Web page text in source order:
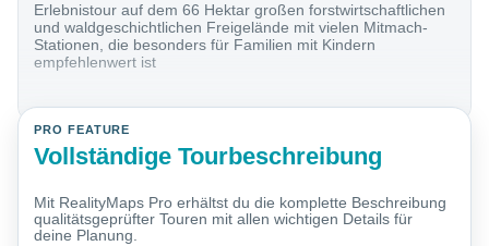
Erlebnistour auf dem 66 Hektar großen forstwirtschaftlichen
und waldgeschichtlichen Freigelände mit vielen Mitmach-
Stationen, die besonders für Familien mit Kindern
empfehlenwert ist
PRO FEATURE
Vollständige Tourbeschreibung
Mit RealityMaps Pro erhältst du die komplette Beschreibung
qualitätsgeprüfter Touren mit allen wichtigen Details für
deine Planung.